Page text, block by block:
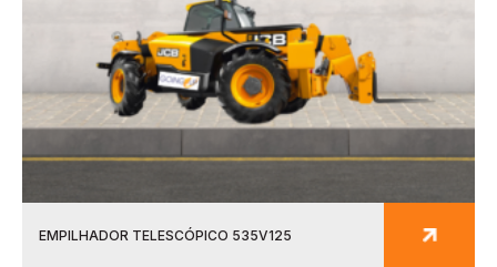
EMPILHADOR TELESCÓPICO 535V125